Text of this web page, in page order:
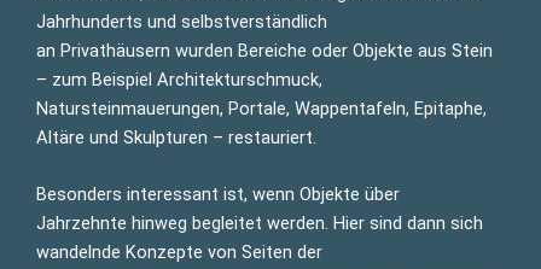
Jahrhunderts und selbstverständlich
an Privathäusern wurden Bereiche oder Objekte aus Stein
– zum Beispiel Architekturschmuck,
Natursteinmauerungen, Portale, Wappentafeln, Epitaphe,
Altäre und Skulpturen – restauriert.
Besonders interessant ist, wenn Objekte über
Jahrzehnte hinweg begleitet werden. Hier sind dann sich
wandelnde Konzepte von Seiten der